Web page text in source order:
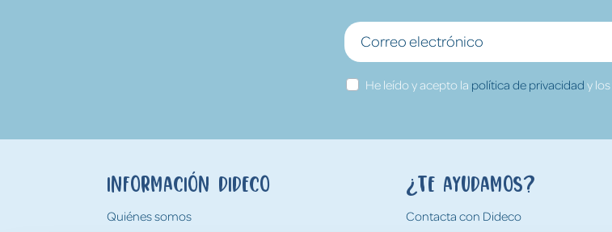
He leído y acepto la política de privacidad y los
Información Dideco
Quiénes somos
¿Te ayudamos?
Contacta con Dideco